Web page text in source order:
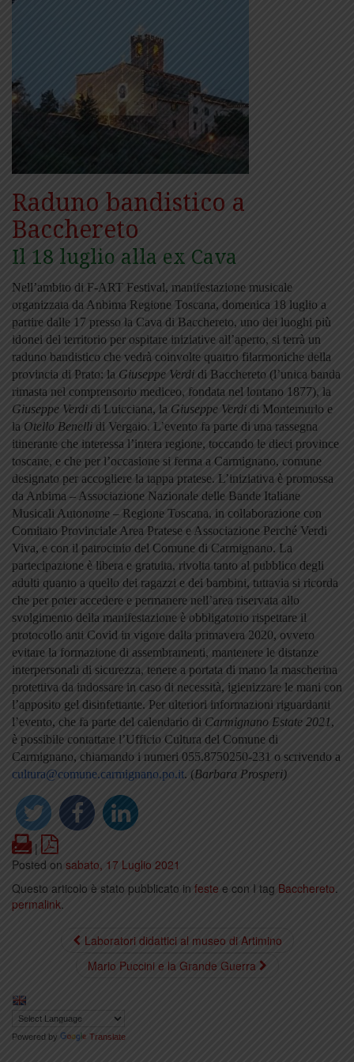
Raduno bandistico a
Bacchereto
Il 18 luglio alla ex Cava
Nell’ambito di F-ART Festival, manifestazione musicale
organizzata da Anbima Regione Toscana, domenica 18 luglio a
partire dalle 17 presso la Cava di Bacchereto, uno dei luoghi più
idonei del territorio per ospitare iniziative all’aperto, si terrà un
raduno bandistico che vedrà coinvolte quattro filarmoniche della
provincia di Prato: la Giuseppe Verdi di Bacchereto (l’unica banda
rimasta nel comprensorio mediceo, fondata nel lontano 1877), la
Giuseppe Verdi di Luicciana, la Giuseppe Verdi di Montemurlo e
la Otello Benelli di Vergaio. L’evento fa parte di una rassegna
itinerante che interessa l’intera regione, toccando le dieci province
toscane, e che per l’occasione si ferma a Carmignano, comune
designato per accogliere la tappa pratese. L’iniziativa è promossa
da Anbima – Associazione Nazionale delle Bande Italiane
Musicali Autonome – Regione Toscana, in collaborazione con
Comitato Provinciale Area Pratese e Associazione Perché Verdi
Viva, e con il patrocinio del Comune di Carmignano. La
partecipazione è libera e gratuita, rivolta tanto al pubblico degli
adulti quanto a quello dei ragazzi e dei bambini, tuttavia si ricorda
che per poter accedere e permanere nell’area riservata allo
svolgimento della manifestazione è obbligatorio rispettare il
protocollo anti Covid in vigore dalla primavera 2020, ovvero
evitare la formazione di assembramenti, mantenere le distanze
interpersonali di sicurezza, tenere a portata di mano la mascherina
protettiva da indossare in caso di necessità, igienizzare le mani con
l’apposito gel disinfettante. Per ulteriori informazioni riguardanti
l’evento, che fa parte del calendario di Carmignano Estate 2021,
è possibile contattare l’Ufficio Cultura del Comune di
Carmignano, chiamando i numeri 055.8750250-231 o scrivendo a
cultura@comune.carmignano.po.it. (Barbara Prosperi)
Print
|
Posted on sabato, 17 Luglio 2021
Questo articolo è stato pubblicato in feste e con I tag Bacchereto.
permalink.
Laboratori didattici al museo di Artimino
Mario Puccini e la Grande Guerra
Powered by Translate